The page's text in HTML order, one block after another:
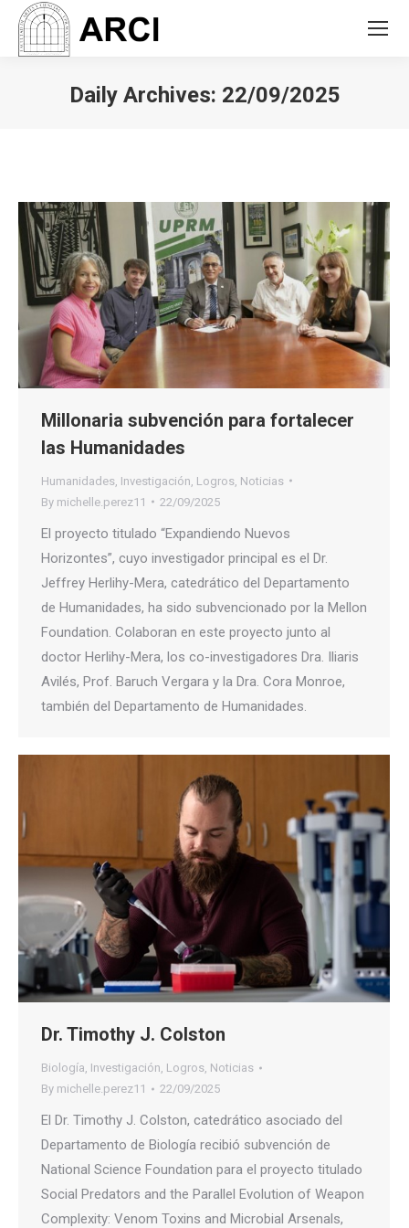
Daily Archives: 22/09/2025
Millonaria subvención para fortalecer
las Humanidades
Humanidades Investigación Logros Noticias
By michelle.perez11 22/09/2025
El proyecto titulado “Expandiendo Nuevos
Horizontes”, cuyo investigador principal es el Dr.
Jeffrey Herlihy-Mera, catedrático del Departamento
de Humanidades, ha sido subvencionado por la Mellon
Foundation. Colaboran en este proyecto junto al
doctor Herlihy-Mera, los co-investigadores Dra. Iliaris
Avilés, Prof. Baruch Vergara y la Dra. Cora Monroe,
también del Departamento de Humanidades.
Dr. Timothy J. Colston
Biología, Investigación, Logros, Noticias
By michelle.perez11 22/09/2025
El Dr. Timothy J. Colston, catedrático asociado del
Departamento de Biología recibió subvención de
National Science Foundation para el proyecto titulado
Social Predators and the Parallel Evolution of Weapon
Complexity: Venom Toxins and Microbial Arsenals,